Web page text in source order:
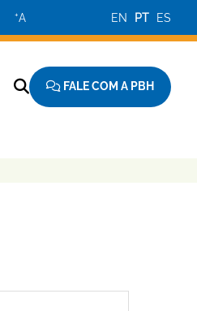
+A EN PT ES
FALE COM A PBH